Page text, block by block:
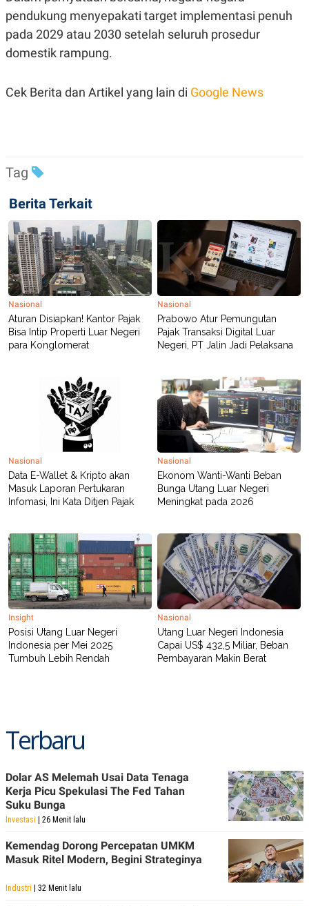
pendukung menyepakati target implementasi penuh
pada 2029 atau 2030 setelah seluruh prosedur
domestik rampung.
Cek Berita dan Artikel yang lain di Google News
Tag
Berita Terkait
Nasional
Aturan Disiapkan! Kantor Pajak
Bisa Intip Properti Luar Negeri
para Konglomerat
Nasional
Prabowo Atur Pemungutan
Pajak Transaksi Digital Luar
Negeri, PT Jalin Jadi Pelaksana
Nasional
Data E-Wallet & Kripto akan
Masuk Laporan Pertukaran
Infomasi, Ini Kata Ditjen Pajak
Nasional
Ekonom Wanti-Wanti Beban
Bunga Utang Luar Negeri
Meningkat pada 2026
Insight
Posisi Utang Luar Negeri
Indonesia per Mei 2025
Tumbuh Lebih Rendah
Nasional
Utang Luar Negeri Indonesia
Capai US$ 432,5 Miliar, Beban
Pembayaran Makin Berat
Terbaru
Dolar AS Melemah Usai Data Tenaga
Kerja Picu Spekulasi The Fed Tahan
Suku Bunga
Investasi | 26 Menit lalu
Kemendag Dorong Percepatan UMKM
Masuk Ritel Modern, Begini Strateginya
Industri | 32 Menit lalu